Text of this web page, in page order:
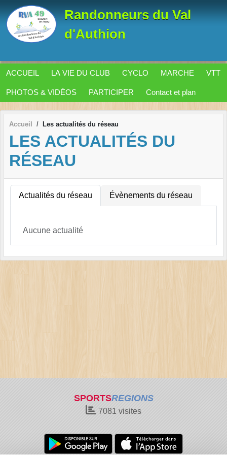
Randonneurs du Val
d'Authion
ACCUEIL LA VIE DU CLUB CYCLO MARCHE VTT
PHOTOS & VIDÉOS PARTICIPER Contact et plan
Accueil Les actualités du réseau
LES ACTUALITÉS DU
RÉSEAU
Actualités du réseau Évènements du réseau
Aucune actualité
SPORTSREGIONS
7081 visites
Panneau de gestion des cookies